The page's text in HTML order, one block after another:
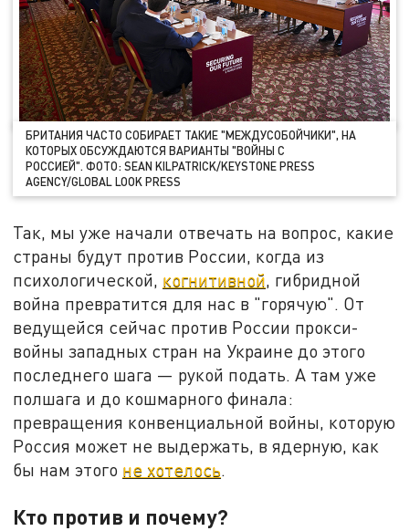
БРИТАНИЯ ЧАСТО СОБИРАЕТ ТАКИЕ "МЕЖДУСОБОЙЧИКИ", НА
КОТОРЫХ ОБСУЖДАЮТСЯ ВАРИАНТЫ "ВОЙНЫ С
РОССИЕЙ". ФОТО: SEAN KILPATRICK/KEYSTONE PRESS
AGENCY/GLOBAL LOOK PRESS
Так, мы уже начали отвечать на вопрос, какие
страны будут против России, когда из
психологической, когнитивной, гибридной
война превратится для нас в "горячую". От
ведущейся сейчас против России прокси-
войны западных стран на Украине до этого
последнего шага — рукой подать. А там уже
полшага и до кошмарного финала:
превращения конвенциальной войны, которую
Россия может не выдержать, в ядерную, как
бы нам этого не хотелось.
Кто против и почему?